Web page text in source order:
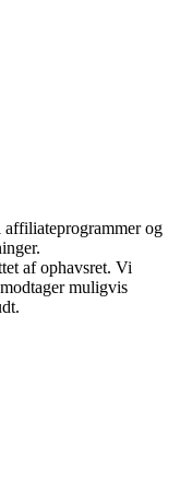
og
af ophavsret. Vi
muligvis